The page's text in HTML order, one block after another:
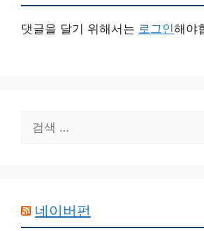
댓글을 달기 위해서는 로그인해야
색:
네이버펀